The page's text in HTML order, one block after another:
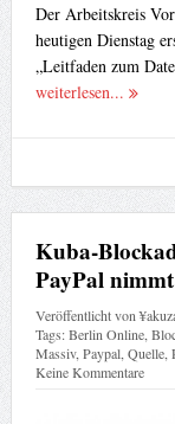
Der Arbeitskreis
heutigen Dienstag
„Leitfaden zum
weiterlesen...
Kuba-
PayPal
Veröffentlicht von
Tags:Berlin Online,
Massiv, Paypal, Quelle,
Keine Kommentare